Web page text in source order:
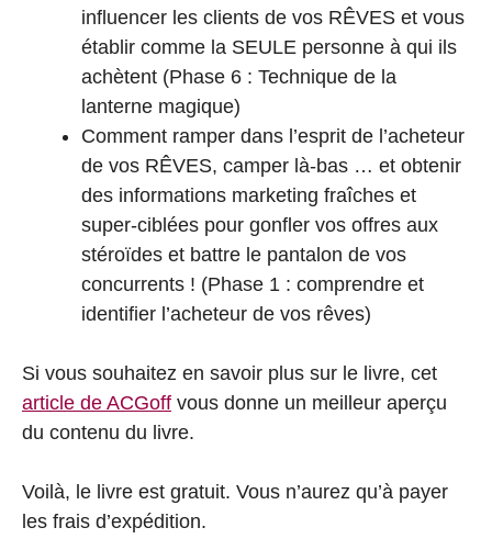
influencer les clients de vos RÊVES et vous
établir comme la SEULE personne à qui ils
achètent (Phase 6 : Technique de la
lanterne magique)
Comment ramper dans l’esprit de l’acheteur
de vos RÊVES, camper là-bas … et obtenir
des informations marketing fraîches et
super-ciblées pour gonfler vos offres aux
stéroïdes et battre le pantalon de vos
concurrents ! (Phase 1 : comprendre et
identifier l’acheteur de vos rêves)
Si vous souhaitez en savoir plus sur le livre, cet
article de ACGoff vous donne un meilleur aperçu
du contenu du livre.
Voilà, le livre est gratuit. Vous n’aurez qu’à payer
les frais d’expédition.